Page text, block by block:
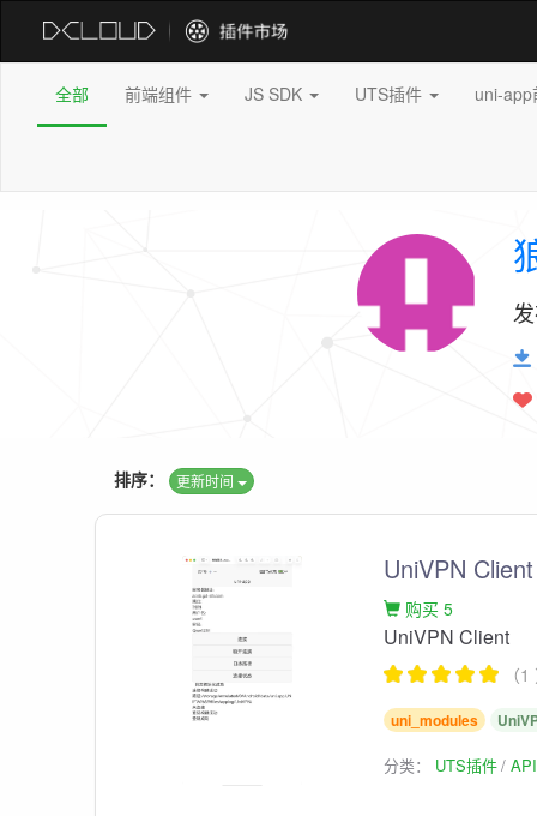
全部 前端组件 JS SDK UTS插件 uni-
排序： 更新时间
UniVPN Client
购买 5
UniVPN Client
（
uni_modules
分类： UTS插件